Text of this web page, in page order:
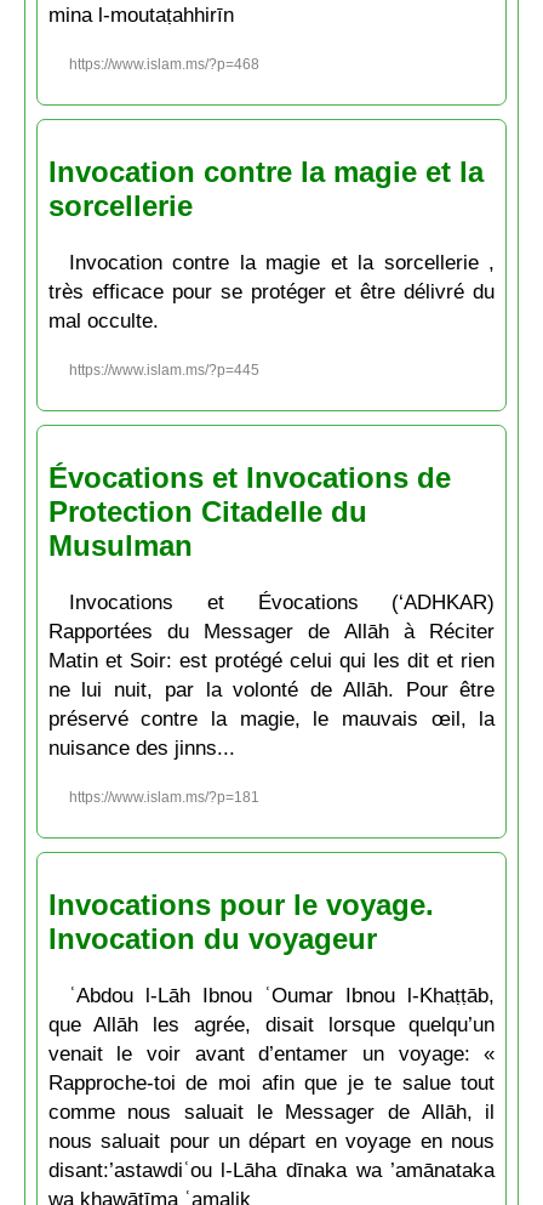
mina l-moutaṭahhirīn
https://www.islam.ms/?p=468
Invocation contre la magie et la
sorcellerie
Invocation contre la magie et la sorcellerie ,
très efficace pour se protéger et être délivré du
mal occulte.
https://www.islam.ms/?p=445
Évocations et Invocations de
Protection Citadelle du
Musulman
Invocations et Évocations (‘ADHKAR)
Rapportées du Messager de Allāh à Réciter
Matin et Soir: est protégé celui qui les dit et rien
ne lui nuit, par la volonté de Allāh. Pour être
préservé contre la magie, le mauvais œil, la
nuisance des jinns...
https://www.islam.ms/?p=181
Invocations pour le voyage.
Invocation du voyageur
ʿAbdou l-Lāh Ibnou ʿOumar Ibnou l-Khaṭṭāb,
que Allāh les agrée, disait lorsque quelqu’un
venait le voir avant d’entamer un voyage: «
Rapproche-toi de moi afin que je te salue tout
comme nous saluait le Messager de Allāh, il
nous saluait pour un départ en voyage en nous
disant:’astawdiʿou l-Lāha dīnaka wa ’amānataka
wa khawātīma ʿamalik